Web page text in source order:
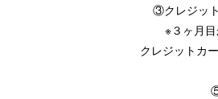
③クレジッ
※３ヶ月
クレジットカ